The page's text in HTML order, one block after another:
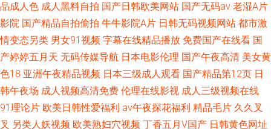
品成人色 成人黑料自拍 国产日韩欧美网站 国产无码av 老湿A片
影院 国产精品自拍偷拍 牛牛影院A片 日韩无码视频网站 都市激
情变态另类 男女91视频 字幕在线精品播放 免费国产在线看 国
产婷婷五月天 无码传媒导航 日本电影伦理 国产午夜高清 美女黄
色18 亚洲午夜精品视频 日本三级成人观看 国产精品第12页 日
韩午夜场 成人视频高清免费 伦理在线影视 成人三级视频在线
91理论片 欧美日韩性爱福利 av午夜探花福利 精品毛片 久久叉
叉 另类人妖视频 欧美熟妇穴视频 丁香五月V国产 日韩黄色网址